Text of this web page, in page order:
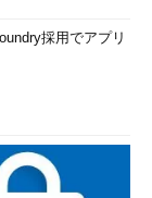
採用でアプリ